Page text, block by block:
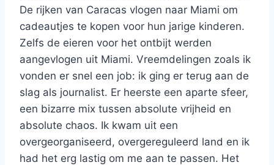
De rijken van Caracas vlogen naar Miami om
cadeautjes te kopen voor hun jarige kinderen.
Zelfs de eieren voor het ontbijt werden
aangevlogen uit Miami. Vreemdelingen zoals ik
vonden er snel een job: ik ging er terug aan de
slag als journalist. Er heerste een aparte sfeer,
een bizarre mix tussen absolute vrijheid en
absolute chaos. Ik kwam uit een
overgeorganiseerd, overgereguleerd land en ik
had het erg lastig om me aan te passen. Het